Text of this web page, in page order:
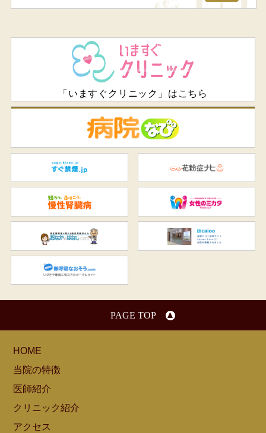
「いますぐクリニック」はこちら
すぐ禁煙.jp
知ろう、ふせごう。慢性腎臓
おなかのはなし.com
PAGE TOP
HOME
当院の特徴
医師紹介
クリニック紹介
アクセス